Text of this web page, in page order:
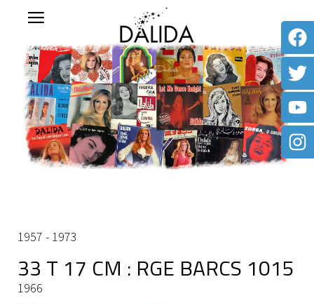
1957 - 1973
33 T 17 CM : RGE BARCS 1015
1966